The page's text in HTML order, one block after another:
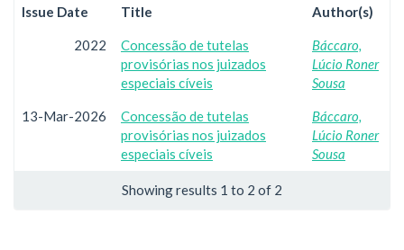
Issue Date Title Author(s)
2022
Concessão de tutelas
provisórias nos juizados
especiais cíveis
Báccaro,
Lúcio Roner
Sousa
13-Mar-2026
Concessão de tutelas
provisórias nos juizados
especiais cíveis
Báccaro,
Lúcio Roner
Sousa
Showing results 1 to 2 of 2